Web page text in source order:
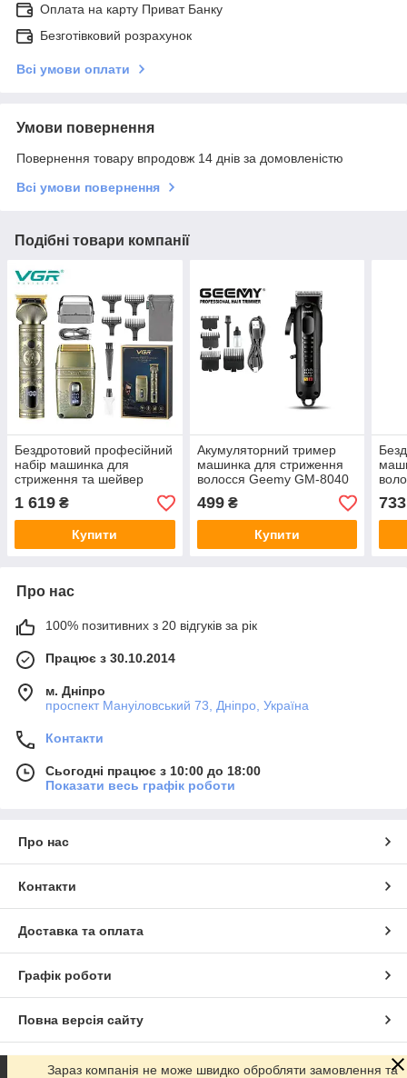
Оплата на карту Приват Банку
Безготівковий розрахунок
Всі умови оплати
Умови повернення
Повернення товару впродовж 14 днів за домовленістю
Всі умови повернення
Подібні товари компанії
Бездротовий професійний
набір машинка для
стриження та шейвер
VGR-649, чоловічий
акумуляторний тример
1 619 ₴
Купити
Акумуляторний тример
машинка для стриження
волосся Geemy GM-8040
з 4 насадками
499₴
Купити
733
Про нас
100% позитивних з 20 відгуків за рік
Працює з 30.10.2014
м. Дніпро
проспект Мануіловський 73, Дніпро, Україна
Контакти
Сьогодні працює з 10:00 до 18:00
Показати весь графік роботи
Про нас
Контакти
Доставка та оплата
Графік роботи
Повна версія сайту
Сайт створено на маркетплейсіProm.ua
Зараз компанія не може швидко обробляти замовлення та